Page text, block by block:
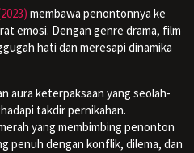
membawa penontonnya ke
emosi. Dengan genre drama, film
hati dan meresapi dinamika
aura keterpaksaan yang seolah-
takdir pernikahan.
yang membimbing penonton
penuh dengan konflik, dilema, dan